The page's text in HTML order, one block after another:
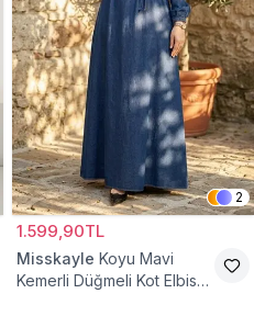
2
1.599,90TL
Misskayle Koyu Mavi
Kemerli Düğmeli Kot Elbise